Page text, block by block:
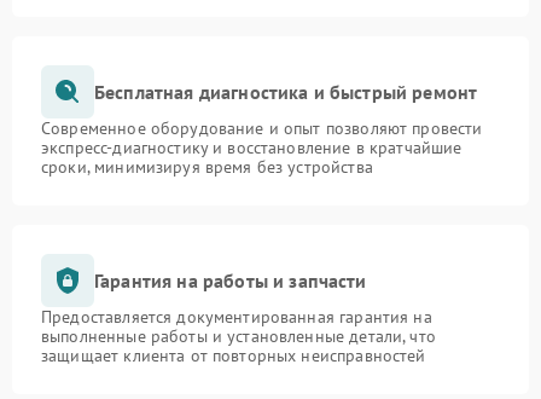
Бесплатная диагностика и быстрый ремонт
Современное оборудование и опыт позволяют провести
экспресс-диагностику и восстановление в кратчайшие
сроки, минимизируя время без устройства
Гарантия на работы и запчасти
Предоставляется документированная гарантия на
выполненные работы и установленные детали, что
защищает клиента от повторных неисправностей